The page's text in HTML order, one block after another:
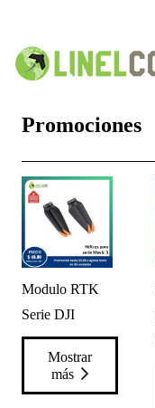
Promociones
Modulo RTK
Serie DJI
Mostrar
más